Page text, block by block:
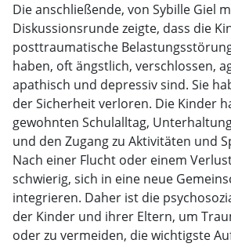
Die anschließende, von Sybille Giel
Diskussionsrunde zeigte, dass die
posttraumatische
haben, oft ängstlich, verschlossen,
apathisch und depressiv sind. Sie
der Sicherheit verloren. Die Kinder
gewohnten Schulalltag,
und den Zugang zu Aktivitäten und
Nach einer Flucht oder einem
schwierig, sich in eine neue
integrieren. Daher ist die
der Kinder und ihrer Eltern, um
oder zu vermeiden, die wichtigste